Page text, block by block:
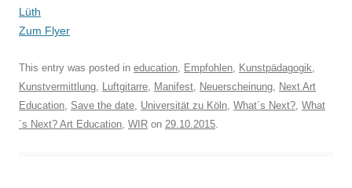
Lüth
Zum Flyer
This entry was posted in education, Empfohlen, Kunstpädagogik,
Kunstvermittlung, Luftgitarre, Manifest, Neuerscheinung, Next Art
Education, Save the date, Universität zu Köln, What´s Next?, What
´s Next? Art Education, WIR on 29.10.2015.